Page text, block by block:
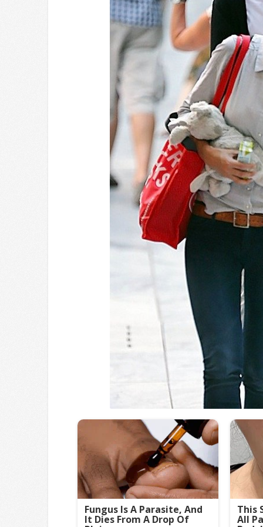
Fungus Is A Parasite, And
It Dies From A Drop Of
This
All